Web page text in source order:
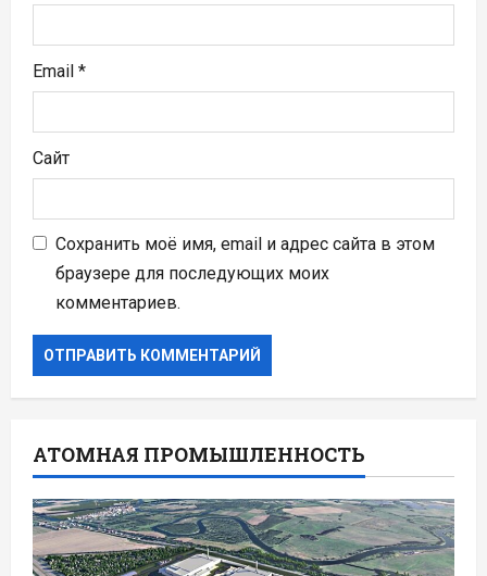
Email *
Сайт
Сохранить моё имя, email и адрес сайта в этом
браузере для последующих моих
комментариев.
АТОМНАЯ ПРОМЫШЛЕННОСТЬ